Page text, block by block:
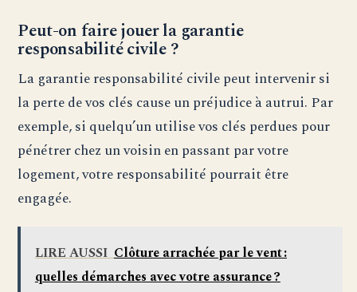
Peut-on faire jouer la garantie
responsabilité civile ?
La garantie responsabilité civile peut intervenir si
la perte de vos clés cause un préjudice à autrui. Par
exemple, si quelqu’un utilise vos clés perdues pour
pénétrer chez un voisin en passant par votre
logement, votre responsabilité pourrait être
engagée.
LIRE AUSSI Clôture arrachée par le vent :
quelles démarches avec votre assurance ?